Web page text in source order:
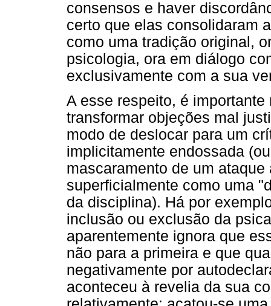
consensos e haver
certo que elas consolidaram
como uma tradição original,
psicologia, ora em diálogo
exclusivamente com a sua
A esse respeito, é
transformar objeções mal
modo de deslocar para um
implicitamente endossada
mascaramento de um
superficialmente como uma
da disciplina). Há por
inclusão ou exclusão da
aparentemente ignora que
não para a primeira e que
negativamente por
aconteceu à revelia da sua